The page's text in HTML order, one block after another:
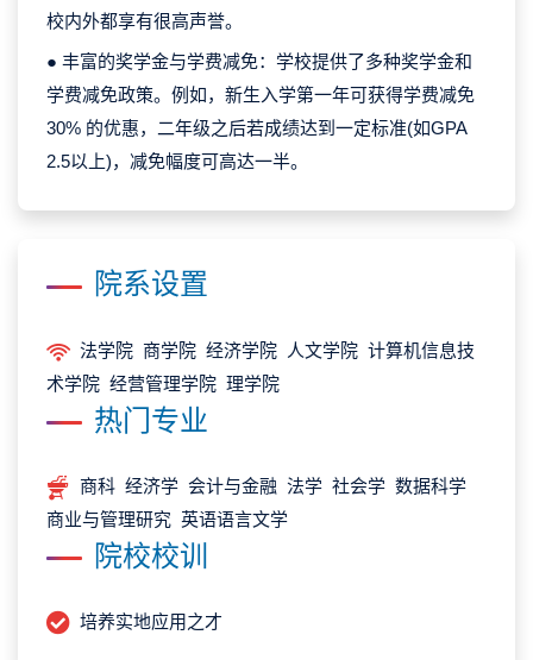
校内外都享有很高声誉。
● 丰富的奖学金与学费减免：学校提供了多种奖学金和
学费减免政策。例如，新生入学第一年可获得学费减免
30% 的优惠，二年级之后若成绩达到一定标准(如GPA
2.5以上)，减免幅度可高达一半。
院系设置
法学院 商学院 经济学院 人文学院 计算机信息技
术学院 经营管理学院 理学院
热门专业
商科 经济学 会计与金融 法学 社会学 数据科学
商业与管理研究 英语语言文学
院校校训
培养实地应用之才